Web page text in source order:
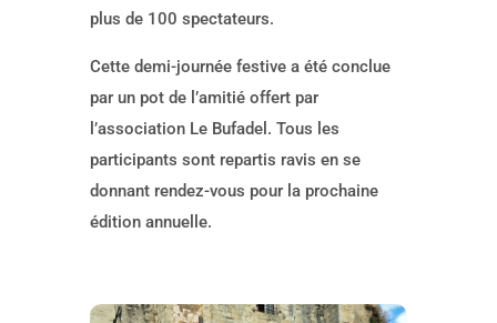
plus de 100 spectateurs.
Cette demi-journée festive a été conclue
par un pot de l’amitié offert par
l’association Le Bufadel. Tous les
participants sont repartis ravis en se
donnant rendez-vous pour la prochaine
édition annuelle.